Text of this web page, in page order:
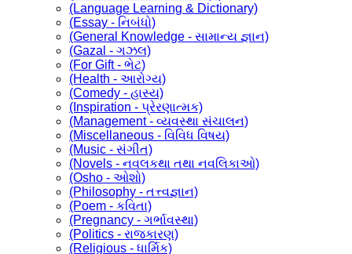
(Language Learning & Dictionary)
(Essay - નિબંધો)
(General Knowledge - સામાન્ય જ્ઞાન)
(Gazal - ગઝલ)
(For Gift - ભેટ)
(Health - આરોગ્ય)
(Comedy - હાસ્ય)
(Inspiration - પ્રેરણાત્મક)
(Management - વ્યવસ્થા સંચાલન)
(Miscellaneous - વિવિધ વિષય)
(Music - સંગીત)
(Novels - નવલકથા તથા નવલિકાઓ)
(Osho - ઓશો)
(Philosophy - તત્ત્વજ્ઞાન)
(Poem - કવિતા)
(Pregnancy - ગર્ભાવસ્થા)
(Politics - રાજકારણ)
(Religious - ધાર્મિક)